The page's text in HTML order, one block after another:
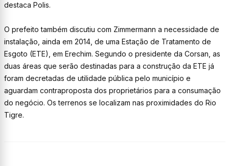
destaca Polis.
O prefeito também discutiu com Zimmermann a necessidade de
instalação, ainda em 2014, de uma Estação de Tratamento de
Esgoto (ETE), em Erechim. Segundo o presidente da Corsan, as
duas áreas que serão destinadas para a construção da ETE já
foram decretadas de utilidade pública pelo município e
aguardam contraproposta dos proprietários para a consumação
do negócio. Os terrenos se localizam nas proximidades do Rio
Tigre.